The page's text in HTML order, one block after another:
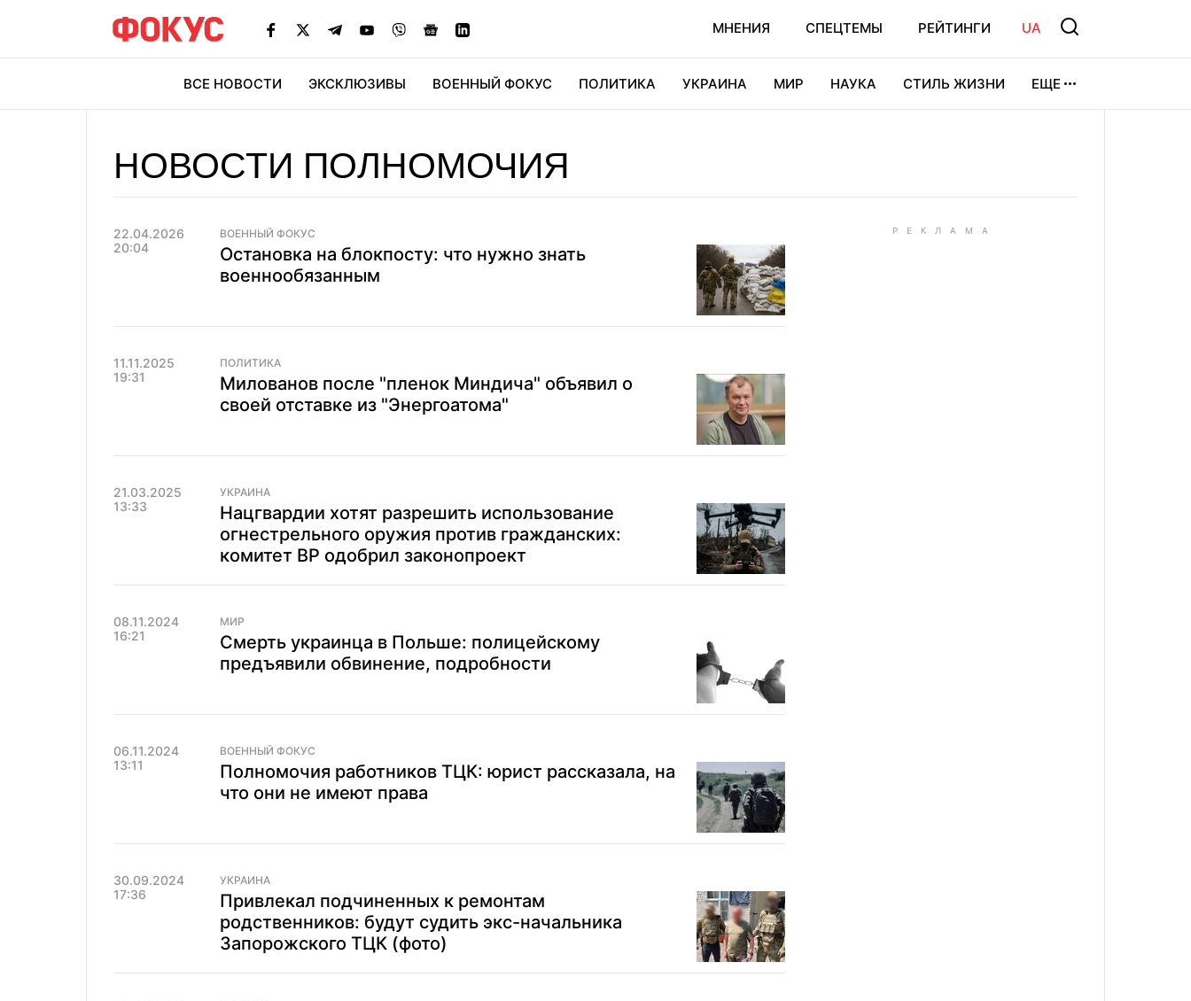
МНЕНИЯ СПЕЦТЕМЫ РЕЙТИНГИ UA
ВСЕ НОВОСТИ ЭКСКЛЮЗИВЫ ВОЕННЫЙ ФОКУС ПОЛИТИКА УКРАИНА МИР НАУКА СТИЛЬ ЖИЗНИ ЕЩЕ
НОВОСТИ ПОЛНОМОЧИЯ
22.04.2026
20:04
ВОЕННЫЙ ФОКУС
Остановка на блокпосту: что нужно знать
военнообязанным
11.11.2025
19:31
ПОЛИТИКА
Милованов после "пленок Миндича" объявил о
своей отставке из "Энергоатома"
21.03.2025
13:33
УКРАИНА
Нацгвардии хотят разрешить использование
огнестрельного оружия против гражданских:
комитет ВР одобрил законопроект
08.11.2024
16:21
МИР
Смерть украинца в Польше: полицейскому
предъявили обвинение, подробности
06.11.2024
13:11
ВОЕННЫЙ ФОКУС
Полномочия работников ТЦК: юрист рассказала, на
что они не имеют права
30.09.2024
17:36
УКРАИНА
Привлекал подчиненных к ремонтам
родственников: будут судить экс-начальника
Запорожского ТЦК (фото)